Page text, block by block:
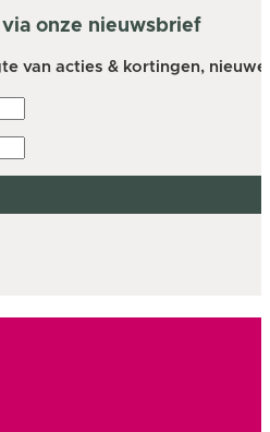
onze nieuwsbrief
van acties & kortingen,